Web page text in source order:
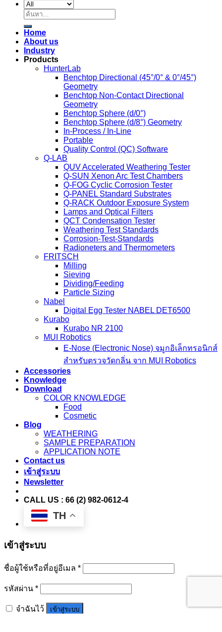
ค้นหา:
Home
About us
Industry
Products
HunterLab
Benchtop Directional (45°/0° & 0°/45°)
Geometry
Benchtop Non-Contact Directional
Geometry
Benchtop Sphere (d/0°)
Benchtop Sphere (d/8°) Geometry
In-Process / In-Line
Portable
Quality Control (QC) Software
Q-LAB
QUV Accelerated Weathering Tester
Q-SUN Xenon Arc Test Chambers
Q-FOG Cyclic Corrosion Tester
Q-PANEL Standard Substrates
Q-RACK Outdoor Exposure System
Lamps and Optical Filters
QCT Condensation Tester
Weathering Test Standards
Corrosion-Test-Standards
Radioneters and Thermometers
FRITSCH
Milling
Sieving
Dividing/Feeding
Particle Sizing
Nabel
Digital Egg Tester NABEL DET6500
Kurabo
Kurabo NR 2100
MUI Robotics
E‑Nose (Electronic Nose) จมูกอิเล็กทรอนิกส์
สำหรับตรวจวัดกลิ่น จาก MUI Robotics
Accessories
Knowledge
Download
COLOR KNOWLEDGE
Food
Cosmetic
Blog
WEATHERING
SAMPLE PREPARATION
APPLICATION NOTE
Contact us
เข้าสู่ระบบ
Newsletter
CALL US : 66 (2) 982-0612-4
TH
เข้าสู่ระบบ
ชื่อผู้ใช้หรือที่อยู่อีเมล *
รหัสผ่าน *
จำฉันไว้ เข้าสู่ระบบ